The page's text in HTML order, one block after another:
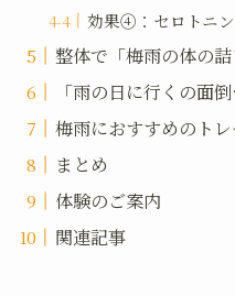
効果④：セロトニ
整体で「梅雨の体の
「雨の日に行くの面
梅雨におすすめのト
まとめ
体験のご案内
関連記事